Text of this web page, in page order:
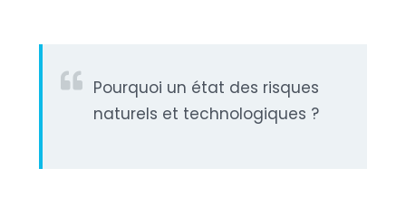
Pourquoi un état des risques
naturels et technologiques ?